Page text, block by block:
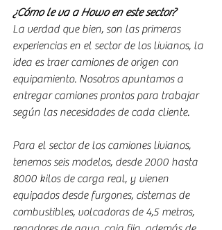
¿Cómo le va a Howo en este sector?
La verdad que bien, son las primeras
experiencias en el sector de los livianos, la
idea es traer camiones de origen con
equipamiento. Nosotros apuntamos a
entregar camiones prontos para trabajar
según las necesidades de cada cliente.
Para el sector de los camiones livianos,
tenemos seis modelos, desde 2000 hasta
8000 kilos de carga real, y vienen
equipados desde furgones, cisternas de
combustibles, volcadoras de 4,5 metros,